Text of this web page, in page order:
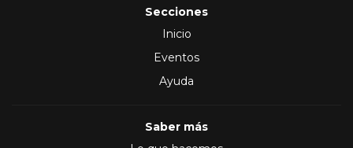
Secciones
Inicio
Eventos
Ayuda
Saber más